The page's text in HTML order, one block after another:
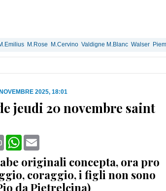
M.Rose M.Cervino Valdigne M.Blanc Walser
2025, 18:01
jeudi 20 novembre saint
Print WhatsApp
originali concepta, ora pro
coraggio, i figli non sono
da Pietrelcina)